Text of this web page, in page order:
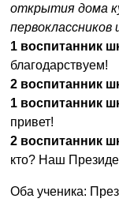
открытия дома
1 воспитанник
благодарствуем!
2 воспитанник
1 воспитанник
привет!
2 воспитанник
кто? Наш
Оба ученика: